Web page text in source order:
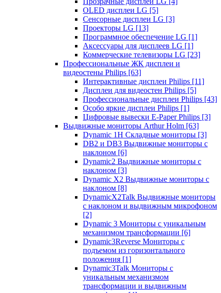
OLED дисплеи LG [5]
Сенсорные дисплеи LG [3]
Проекторы LG [13]
Программное обеспечение LG [1]
Аксессуары для дисплеев LG [1]
Коммерческие телевизоры LG [23]
Профессиональные ЖК дисплеи и
видеостены Philips [63]
Интерактивные дисплеи Philips [11]
Дисплеи для видеостен Philips [5]
Профессиональные дисплеи Philips [43]
Особо яркие дисплеи Philips [1]
Цифровые вывески E-Paper Philips [3]
Выдвижные мониторы Arthur Holm [63]
Dynamic 1Н Складные мониторы [3]
DB2 и DB3 Выдвижные мониторы с
наклоном [6]
Dynamic2 Выдвижные мониторы с
наклоном [3]
Dynamic X2 Выдвижные мониторы с
наклоном [8]
DynamicX2Talk Выдвижные мониторы
с наклоном и выдвижным микрофоном
[2]
Dynamic 3 Мониторы с уникальным
механизмом трансформации [6]
Dynamic3Reverse Мониторы с
подъемом из горизонтального
положения [1]
Dynamic3Talk Мониторы с
уникальным механизмом
трансформации и выдвижным